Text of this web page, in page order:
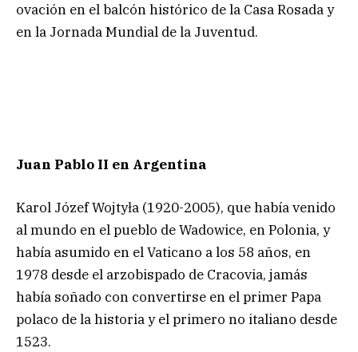
ovación en el balcón histórico de la Casa Rosada y
en la Jornada Mundial de la Juventud.
Juan Pablo II en Argentina
Karol Józef Wojtyła (1920-2005), que había venido
al mundo en el pueblo de Wadowice, en Polonia, y
había asumido en el Vaticano a los 58 años, en
1978 desde el arzobispado de Cracovia, jamás
había soñado con convertirse en el primer Papa
polaco de la historia y el primero no italiano desde
1523.